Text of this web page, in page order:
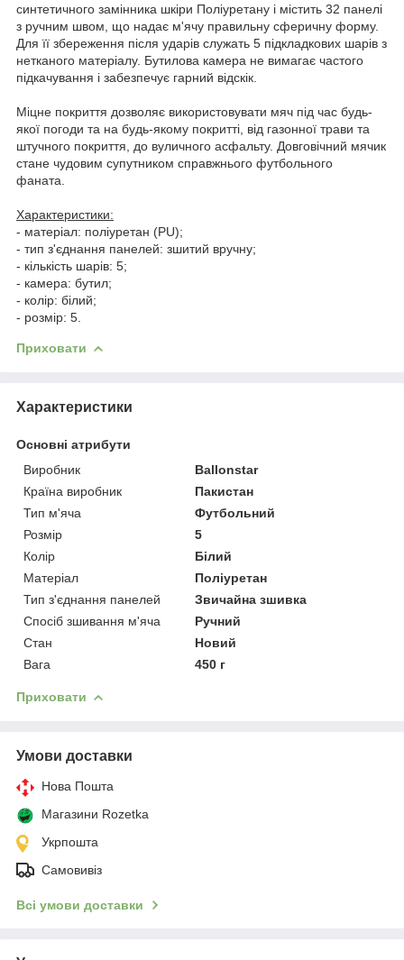
синтетичного замінника шкіри Поліуретану і містить 32 панелі
з ручним швом, що надає м'ячу правильну сферичну форму.
Для її збереження після ударів служать 5 підкладкових шарів з
нетканого матеріалу. Бутилова камера не вимагає частого
підкачування і забезпечує гарний відскік.
Міцне покриття дозволяє використовувати мяч під час будь-
якої погоди та на будь-якому покритті, від газонної трави та
штучного покриття, до вуличного асфальту. Довговічний мячик
стане чудовим супутником справжнього футбольного
фаната.
Характеристики:
- матеріал: поліуретан (PU);
- тип з'єднання панелей: зшитий вручну;
- кількість шарів: 5;
- камера: бутил;
- колір: білий;
- розмір: 5.
Приховати
Характеристики
Основні атрибути
Виробник
Ballonstar
Країна виробник
Пакистан
Тип м'яча
Футбольний
Розмір
5
Колір
Білий
Матеріал
Поліуретан
Тип з'єднання панелей
Звичайна зшивка
Спосіб зшивання м'яча
Ручний
Стан
Новий
Вага
450 г
Приховати
Умови доставки
Нова Пошта
Магазини Rozetka
Укрпошта
Самовивіз
Всі умови доставки